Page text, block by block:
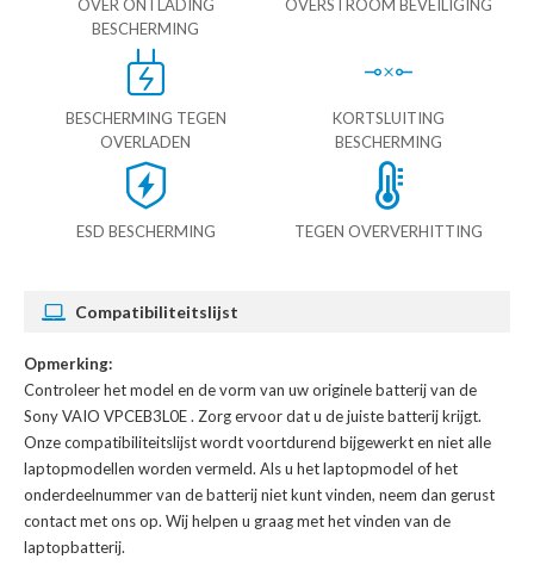
OVER ONTLADING
BESCHERMING
OVERSTROOM BEVEILIGING
BESCHERMING TEGEN
OVERLADEN
KORTSLUITING
BESCHERMING
ESD BESCHERMING TEGEN OVERVERHITTING
Compatibiliteitslijst
Opmerking:
Controleer het model en de vorm van uw originele batterij van de
Sony VAIO VPCEB3L0E. Zorg ervoor dat u de juiste batterij krijgt.
Onze compatibiliteitslijst wordt voortdurend bijgewerkt en niet alle
laptopmodellen worden vermeld. Als u het laptopmodel of het
onderdeelnummer van de batterij niet kunt vinden, neem dan gerust
contact met ons op. Wij helpen u graag met het vinden van de
laptopbatterij.